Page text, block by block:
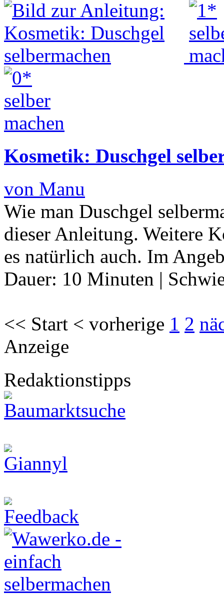
Kosmetik: Duschgel
von Manu
Wie man Duschgel
dieser Anleitung. Weitere
es natürlich auch. Im
Dauer: 10 Minuten |
<< Start < vorherige 1 2
Anzeige
Redaktionstipps